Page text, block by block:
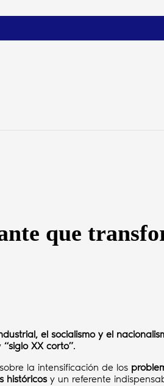
que
el socialismo y el
“siglo XX corto”.
la intensificación de los
históricosy un referente